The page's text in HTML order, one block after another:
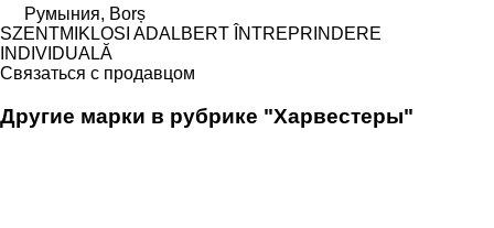
Румыния, Borș
SZENTMIKLOSI ADALBERT ÎNTREPRINDERE
INDIVIDUALĂ
Связаться с продавцом
Другие марки в рубрике "Харвестеры"